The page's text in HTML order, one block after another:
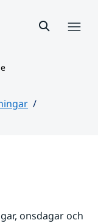
onsdagar och